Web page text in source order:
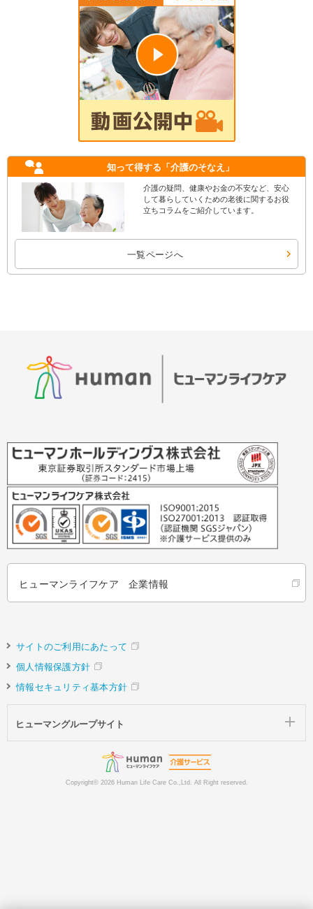
知って得する 「介護のそなえ」
介護の疑問、健康やお金の不安など、安心
して暮らしていくための老後に関するお役
立ちコラムをご紹介しています。
一覧ページへ
ヒューマンライフケア 企業情報
サイトのご利用にあたって
個人情報保護方針
情報セキュリティ基本方針
ヒューマングループサイト
Copyright© 2026 Human Life Care Co.,Ltd. All Right reserved.